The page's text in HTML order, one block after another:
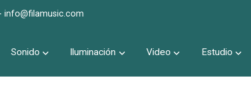
info@filamusic.com
Sonido Iluminación Video Estudio